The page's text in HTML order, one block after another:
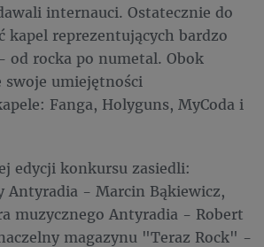
internauci. Ostatecznie do
kapel reprezentujących bardzo
od rocka po numetal. Obok
swoje umiejętności
Fanga, Holyguns, MyCoda i
edycji konkursu zasiedli:
Antyradia - Marcin Bąkiewicz,
muzycznego Antyradia - Robert
magazynu "Teraz Rock" -